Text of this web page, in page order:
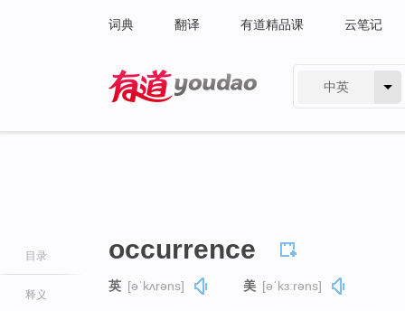
词典 翻译 有道精品课 云笔记
中英
目录
释义
occurrence
英 [əˈkʌrəns] 美 [əˈkɜːrəns]